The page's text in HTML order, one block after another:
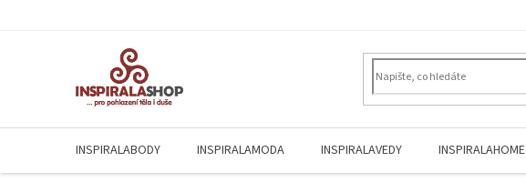
INSPIRALABODY INSPIRALAMODA INSPIRALAVEDY INSPIRALAHOME